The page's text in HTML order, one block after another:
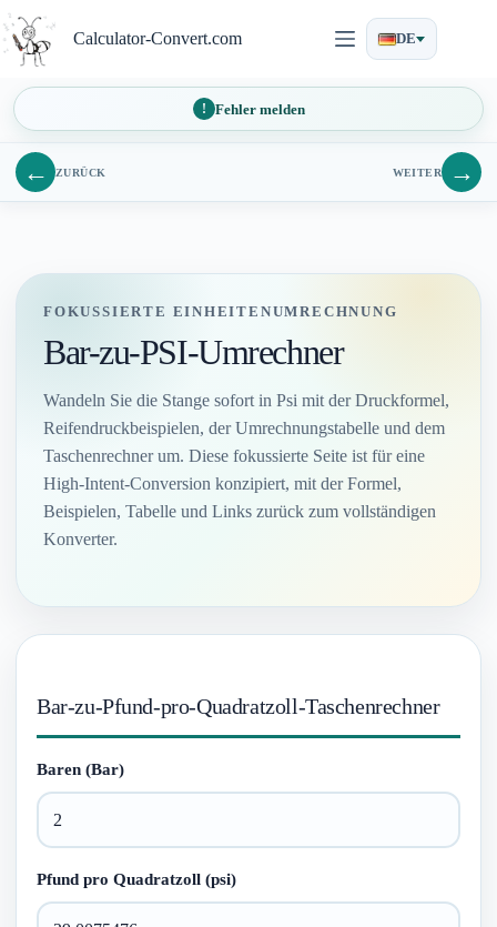
Inhalt
springen
Calculator-Convert.com DE
Fehler melden
← ZURÜCK WEITER →
FOKUSSIERTE EINHEITENUMRECHNUNG
Bar-zu-PSI-Umrechner
Wandeln Sie die Stange sofort in Psi mit der Druckformel,
Reifendruckbeispielen, der Umrechnungstabelle und dem
Taschenrechner um. Diese fokussierte Seite ist für eine
High-Intent-Conversion konzipiert, mit der Formel,
Beispielen, Tabelle und Links zurück zum vollständigen
Konverter.
Bar-zu-Pfund-pro-Quadratzoll-Taschenrechner
Baren (Bar)
Pfund pro Quadratzoll (psi)